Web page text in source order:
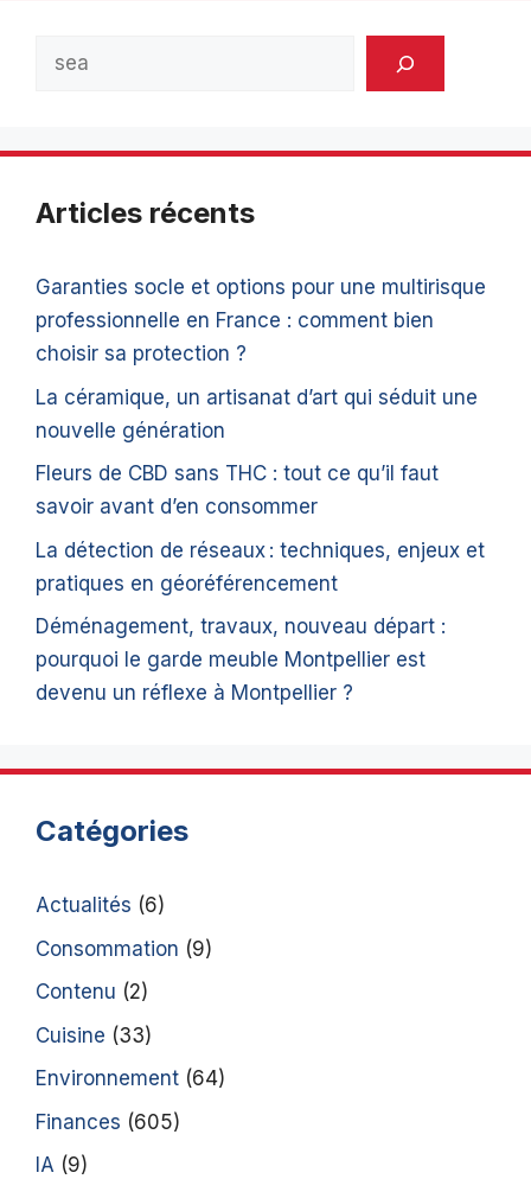
Articles récents
Garanties socle et options pour une multirisque
professionnelle en France : comment bien
choisir sa protection ?
La céramique, un artisanat d’art qui séduit une
nouvelle génération
Fleurs de CBD sans THC : tout ce qu’il faut
savoir avant d’en consommer
La détection de réseaux : techniques, enjeux et
pratiques en géoréférencement
Déménagement, travaux, nouveau départ :
pourquoi le garde meuble Montpellier est
devenu un réflexe à Montpellier ?
Catégories
Actualités (6)
Consommation (9)
Contenu (2)
Cuisine (33)
Environnement (64)
Finances (605)
IA (9)